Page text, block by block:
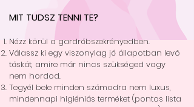
MIT TUDSZ TENNI TE?
Nézz körül a gardróbszekrényedben.
Válassz ki egy viszonylag jó állapotban levő
táskát, amire már nincs szükséged vagy
nem hordod.
Tegyél bele minden számodra nem luxus,
mindennapi higiéniás terméket (pontos lista